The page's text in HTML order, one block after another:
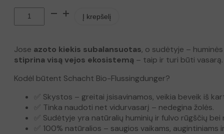
r
u
k
t
Į krepšelį
Jose azoto kiekis subalansuotas, o sudėtyje –
stiprina visą vejos ekosistemą – taip ir turi būti vasarą.
Kodėl būtent Schacht Bio-Flussingdunger?
✅ Skystos – greitai įsisavinamos, veikia beveik iš
✅ Tinka naudoti net vidurvasarį – nedegina žolės.
✅ Sudėtyje yra natūralių huminių ir fulvo rūgščių
✅ 100% natūralios – saugios vaikams, augintiniams